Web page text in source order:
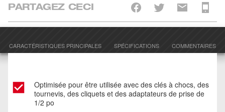
PARTAGEZ CECI
CARACTÉRISTIQUES PRINCIPALES SPÉCIFICATIONS COMMENTAIRES
Optimisée pour être utilisée avec des clés à chocs, des
tournevis, des cliquets et des adaptateurs de prise de
1/2 po